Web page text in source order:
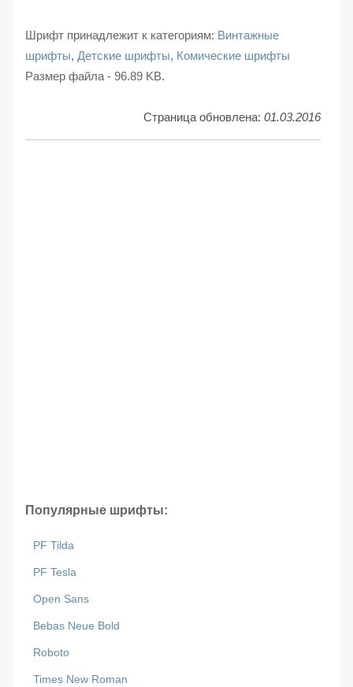
Шрифт принадлежит к категориям: Винтажные
шрифты, Детские шрифты, Комические шрифты
Размер файла - 96.89 KB.
Страница обновлена: 01.03.2016
Популярные шрифты:
PF Tilda
PF Tesla
Open Sans
Bebas Neue Bold
Roboto
Times New Roman